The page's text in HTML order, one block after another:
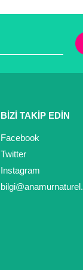
BİZİ TAKİP EDİN
Facebook
Twitter
Instagram